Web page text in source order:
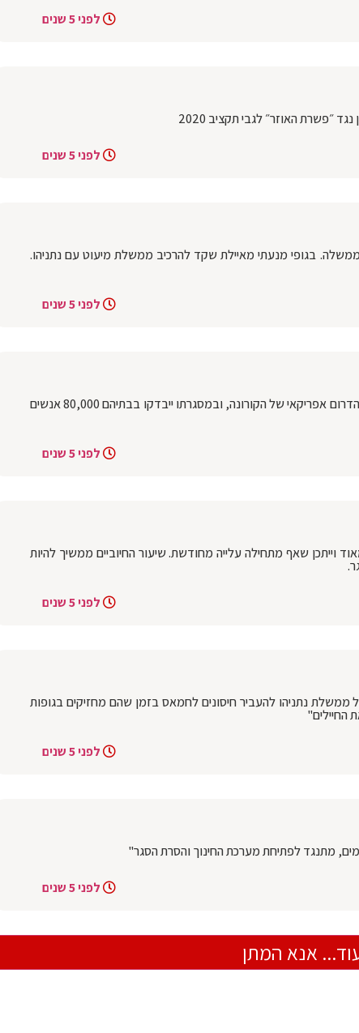
לפני 5 שנים
״פשרת האוזר״ לגבי תקציב 2020
לפני 5 שנים
ממשלה. בגופי מנעתי מאיילת שקד להרכיב ממשלת מיעוט עם נתניהו.
לפני 5 שנים
בריטניה: היום יחל מבצע מיוחד לאבחון הווריאנט הדרום אפריקאי של הקורונה, ובמסגרתו ייבדקו בבתיהם 80,000 אנשים
לפני 5 שנים
וייתכן שאף מתחילה עלייה מחודשת. שיעור החיוביים ממשיך להיות
לפני 5 שנים
ממשלת נתניהו להעביר חיסונים לחמאס בזמן שהם מחזיקים בגופות
החיילים"
לפני 5 שנים
מתנגד לפתיחת מערכת החינוך והסרת הסגר"
לפני 5 שנים
אנא המתן